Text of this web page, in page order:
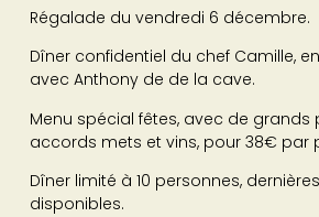
Régalade du vendredi 6 décembre.
Dîner confidentiel du chef Camille,
avec Anthony de de la cave.
Menu spécial fêtes, avec de grands
accords mets et vins, pour 38€ par
Dîner limité à 10 personnes,
disponibles.